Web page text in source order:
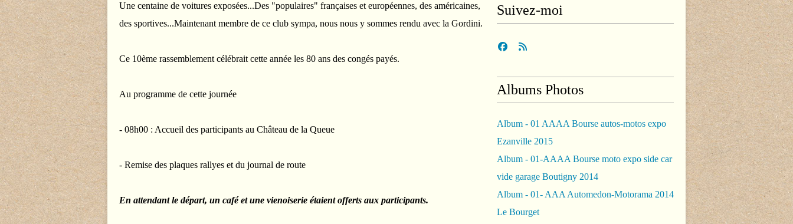
Une centaine de voitures exposées...Des "populaires" françaises et européennes, des américaines,
des sportives...Maintenant membre de ce club sympa, nous nous y sommes rendu avec la Gordini.
Ce 10ème rassemblement célébrait cette année les 80 ans des congés payés.
Au programme de cette journée
- 08h00 : Accueil des participants au Château de la Queue
- Remise des plaques rallyes et du journal de route
En attendant le départ, un café et une vienoiserie étaient offerts aux participants.
Suivez-moi
Albums Photos
Album - 01 AAAA Bourse autos-motos expo
Ezanville 2015
Album - 01-AAAA Bourse moto expo side car
vide garage Boutigny 2014
Album - 01- AAA Automedon-Motorama 2014
Le Bourget